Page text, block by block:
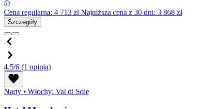
Cena regularna: 4 713 złNajniższa cena z 30 dni: 3 868 zł
Szczegóły
4.5/6 (1 opinia)
Narty • Włochy: Val di Sole